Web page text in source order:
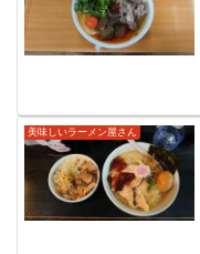
美味しいラーメン屋さん